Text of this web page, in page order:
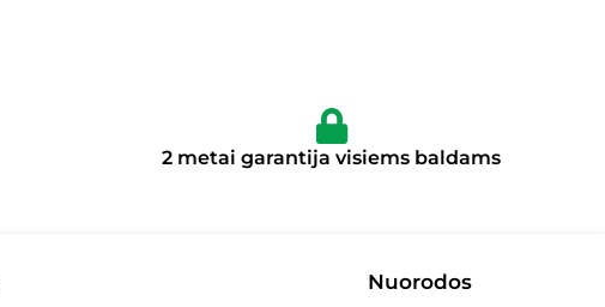
2 metai garantija visiems baldams
Nuorodos